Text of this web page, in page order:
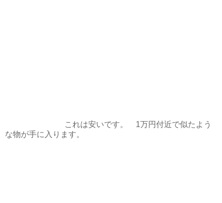
これは安いです。 1万円付近で似たよう
な物が手に入ります。